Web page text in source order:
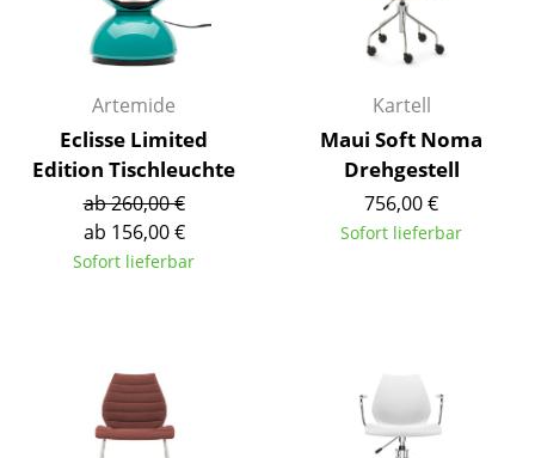
Schreibtische
Konferenztische
Stehtische & Stehpulte
Kindertische
Gartentische
Einzelteile
... alle Tische
Artemide
Eclisse Limited
Edition Tischleuchte
ab 260,00 €
ab 156,00 €
Sofort lieferbar
Kartell
Maui Soft Noma
Drehgestell
756,00 €
Sofort lieferbar